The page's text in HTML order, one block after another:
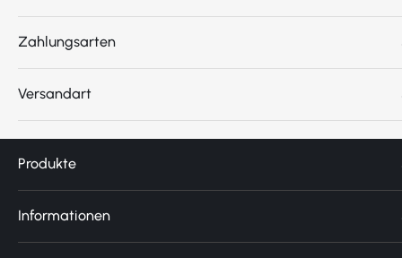
Zahlungsarten
Versandart
Produkte
Informationen